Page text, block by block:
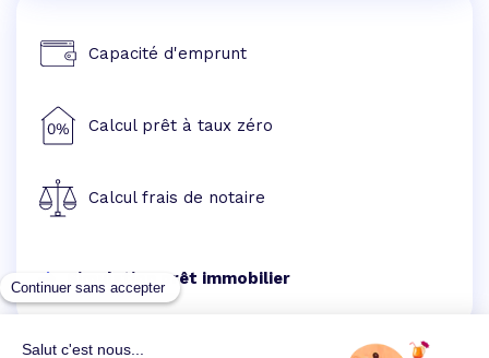
Capacité d'emprunt
Calcul prêt à taux zéro
Calcul frais de notaire
Simulation prêt immobilier